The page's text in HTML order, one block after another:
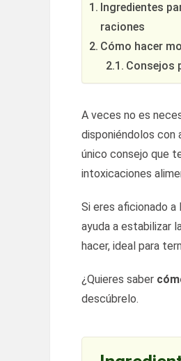
Ingredientes
raciones
Cómo hacer
Consejos
A veces no es
disponiéndolos
único consejo que
intoxicaciones
Si eres aficionado
ayuda a estabilizar
hacer, ideal para
¿Quieres saber
descúbrelo.